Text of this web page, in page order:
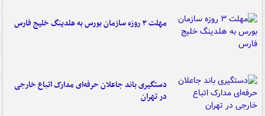
مهلت ۳ روزه سازمان بورس به هلدینگ خلیج فارس
دستگیری باند جاعلان حرفه‌ای مدارک اتباع خارجی
در تهران